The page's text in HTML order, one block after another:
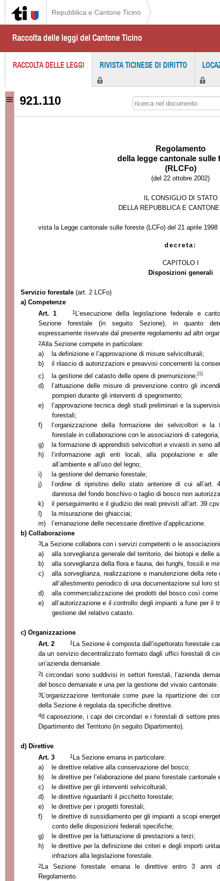
Repubblica e Cantone Ticino
Raccolta delle leggi del Cantone Ticino
RACCOLTA DELLE LEGGI RIVISTA TICINESE DI DIRITTO
921.110
Regolamento
della egge cantonale sulle
(RLCFo)
(del 22 ottobre 2002)
IL CONSIGLIO DI STATO
DELLA REPUBBLICA E
vista la Legge cantonale sulle foreste (LCFo) del 21 aprile 1998
decreta:
CAPITOLO I
Disposizioni generali
Servizio forestale(art. 2 LCFo)
a) Competenze
Art. 1
1L’esecuzione della legislazione federale e
Sezione forestale (in seguito Sezione), in quanto
espressamente riservate dal presente regolamento ad altri
2Alla Sezione compete in particolare:
a)
la definizione e l’approvazione di misure selvicolturali;
b)
il rilascio di autorizzazioni e preavvisi concernenti la
c)
la gestione del catasto delle opere di premunizione;[1]
d)
l’attuazione delle misure di prevenzione contro gli
pompieri durante gli interventi di spegnimento;
e)
l’approvazione tecnica degli studi preliminari e la
forestali;
f)
l’organizzazione della formazione dei selvicoltori e la
forestale in collaborazione con le associazioni di categoria;
g)
la formazione di apprendisti selvicoltori e vivaisti in seno
h)
l’informazione agli enti locali, alla popolazione e
all’ambiente e all’uso del legno;
i)
la gestione del demanio forestale;
j)
l’ordine di ripristino dello stato anteriore di cui
dannosa del fondo boschivo o taglio di bosco non
k)
il perseguimento e il giudizio dei reati previsti all’art. 39
l)
la misurazione dei ghiacciai;
m)
l’emanazione delle necessarie direttive d’applicazione.
b) Collaborazione
3La Sezione collabora con i servizi competenti o le
a)
alla sorveglianza generale del territorio, dei biotopi e delle
b)
alla sorveglianza della flora e fauna, dei funghi, fossili e
c)
alla sorveglianza, realizzazione e manutenzione della
all’allestimento periodico di una documentazione sul loro
d)
alla commercializzazione dei prodotti del bosco così
e)
all’autorizzazione e il controllo degli impianti a fune per il
gestione del relativo catasto.
c) Organizzazione
Art. 2
1La Sezione è composta dall’ispettorato forestale
da un servizio decentralizzato formato dagli uffici forestali di
un’azienda demaniale.
2I circondari sono suddivisi in settori forestali, l’azienda
del bosco demaniale e una per la gestione del vivaio cantonale.
3L’organizzazione territoriale come pure la ripartizione dei
della Sezione è regolata da specifiche direttive.
4
Il caposezione, i capi dei circondari e i forestali di settore
Dipartimento del Territorio (in seguito Dipartimento).
d) Direttive
Art. 3
1 La Sezione emana in particolare:
a)
le direttive relative alla conservazione del bosco;
b)
le direttive per l’elaborazione del piano forestale cantonale
c)
le direttive per gli interventi selvicolturali;
d)
le direttive riguardanti il picchetto forestale;
e)
le direttive per i progetti forestali;
f)
le direttive di sussidiamento per gli impianti a scopi
conto delle disposizioni federali specifiche;
g)
le direttive per la fatturazione di prestazioni a terzi;
h)
le direttive per la definizione dei criteri e degli importi
infrazioni alla legislazione forestale.
2La Sezione forestale emana le direttive entro 3 anni
Regolamento.